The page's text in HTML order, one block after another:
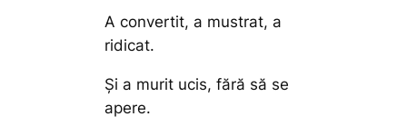
A convertit, a mustrat, a
ridicat.
Și a murit ucis, fără să se
apere.